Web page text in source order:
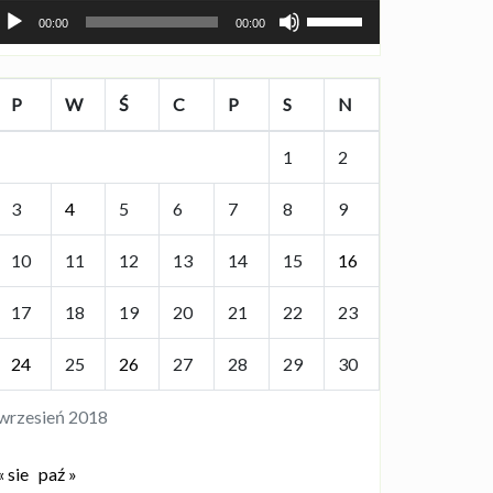
00:00 00:00
oraz
dołu
2018
P W Ś C P S N
1 2
3 4 5 6 7 8 9
10 11 12 13 14 15 16
17 18 19 20 21 22 23
24 25 26 27 28 29 30
sie paź »